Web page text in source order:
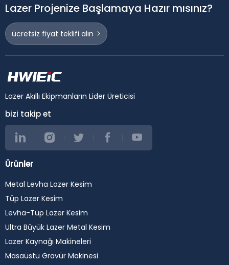
Lazer Projenize Başlamaya Hazır mısınız?
ücretsiz fiyat teklifi alın
Lazer Akıllı Ekipmanların Lider Üreticisi
bizi takip et
Ürünler
Metal Levha Lazer Kesim
Tüp Lazer Kesim
Levha-Tüp Lazer Kesim
Ultra Büyük Lazer Metal Kesim
Lazer Kaynağı Makineleri
Masaüstü Gravür Makinesi